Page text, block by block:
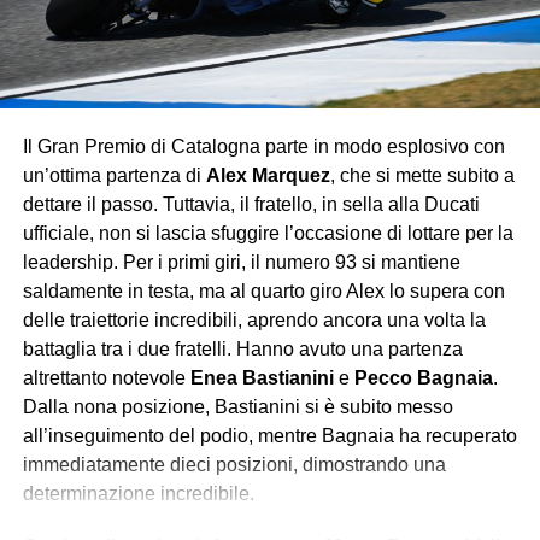
dell’Aston Martin.
Con questo successo, Verstappen consolida
ulteriormente la sua leadership iridata, lasciando poche
speranze agli avversari: la Red Bull continua a viaggiare
su un altro pianeta, mentre Ferrari e McLaren si
contendono soltanto le briciole di un dominio che sembra
destinato a durare.
Il Gran Premio di Catalogna parte in modo esplosivo con
un’ottima partenza di Alex Marquez, che si mette subito a
dettare il passo. Tuttavia, il fratello, in sella alla Ducati
ufficiale, non si lascia sfuggire l’occasione di lottare per la
leadership. Per i primi giri, il numero 93 si mantiene
saldamente in testa, ma al quarto giro Alex lo supera con
delle traiettorie incredibili, aprendo ancora una volta la
battaglia tra i due fratelli. Hanno avuto una partenza
altrettanto notevole Enea Bastianinie Pecco Bagnaia.
Dalla nona posizione, Bastianini si è subito messo
all’inseguimento del podio, mentre Bagnaia ha recuperato
immediatamente dieci posizioni, dimostrando una
determinazione incredibile.